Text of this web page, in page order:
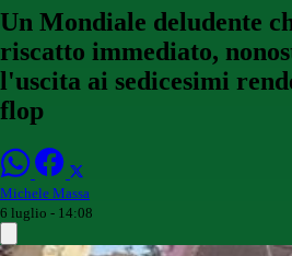
Un Mondiale deludente
riscatto immediato,
l'uscita ai sedicesimi
flop
Michele Massa
6 luglio - 14:08